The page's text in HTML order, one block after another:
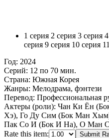
1 серия 2 серия 3 серия
серия 9 серия 10 серия
Год: 2024
Серий: 12 по 70 мин.
Страна: Южная Корея
Жанры: Мелодрама, фэнтези
Перевод: Профессиональная
Актеры (роли): Чан Ки Ён
Хэ), Го Ду Сим (Бок Ман
Пак Со И (Бок И На), О Ман
Rate this item:
Submit